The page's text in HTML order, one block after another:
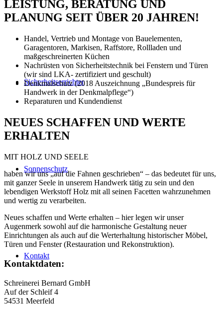
Sicherheitserrichter
Sonnenschutz
Kontakt
LEISTUNG, BERATUNG UND
PLANUNG SEIT ÜBER 20 JAHREN!
Handel, Vertrieb und Montage von Bauelementen,
Garagentoren, Markisen, Raffstore, Rollladen und
maßgeschreinerten Küchen
Nachrüsten von Sicherheitstechnik bei Fenstern und Türen
(wir sind LKA- zertifiziert und geschult)
Denkmalschutz (2018 Auszeichnung „Bundespreis für
Handwerk in der Denkmalpflege“)
Reparaturen und Kundendienst
NEUES SCHAFFEN UND WERTE
ERHALTEN
MIT HOLZ UND SEELE
haben wir uns „auf die Fahnen geschrieben“ – das bedeutet für uns,
mit ganzer Seele in unserem Handwerk tätig zu sein und den
lebendigen Werkstoff Holz mit all seinen Facetten wahrzunehmen
und wertig zu verarbeiten.
Neues schaffen und Werte erhalten – hier legen wir unser
Augenmerk sowohl auf die harmonische Gestaltung neuer
Einrichtungen als auch auf die Werterhaltung historischer Möbel,
Türen und Fenster (Restauration und Rekonstruktion).
Kontaktdaten:
Schreinerei Bernard GmbH
Auf der Schleif 4
54531 Meerfeld